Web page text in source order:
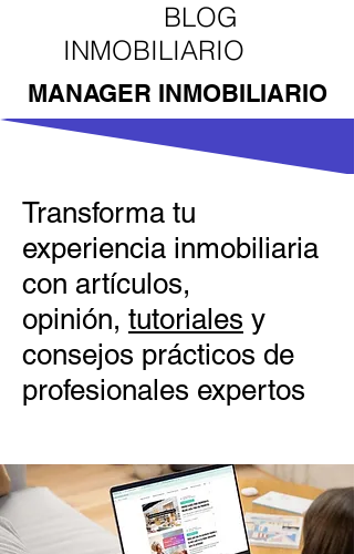
BLOG
INMOBILIARIO
MANAGER INMOBILIARIO
Transforma tu
experiencia inmobiliaria
con artículos,
opinión, tutoriales y
consejos prácticos de
profesionales expertos